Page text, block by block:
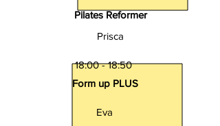
Pilates Reformer
Prisca
18:00 - 18:50
Form up PLUS
Eva